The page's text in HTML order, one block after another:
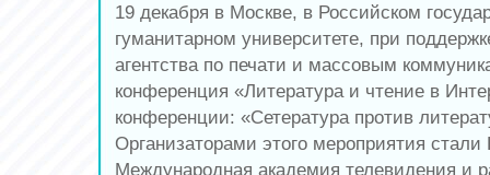
19 декабря в Москве, в Российском
гуманитарном университете, при
агентства по печати и массовым
конференция «Литература и чтение в
конференции: «Сетература против
Организаторами этого мероприятия стали
Международная академия телевидения и